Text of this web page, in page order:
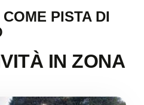
PISTA DI
IN ZONA